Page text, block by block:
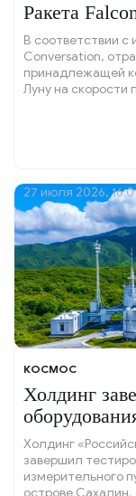
Ракета
В соответствии с
Conversation,
принадлежащей
Луну на скорости
КОСМОС
Холдинг
Холдинг
завершил
измерительного
острове Сахалин.
27 июля 2026,